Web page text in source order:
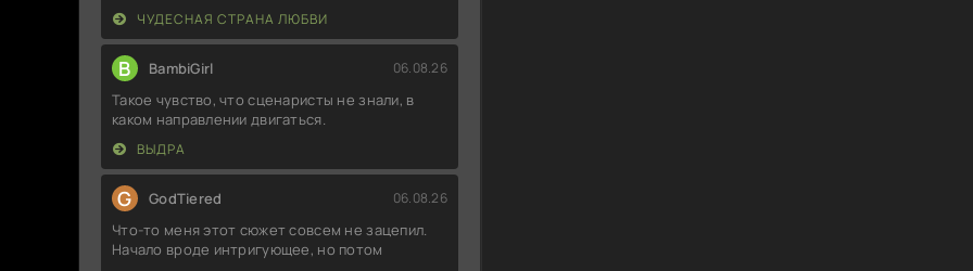
ЧУДЕСНАЯ СТРАНА ЛЮБВИ
B BambiGirl 06.08.26
Такое чувство, что сценаристы не знали, в
каком направлении двигаться.
ВЫДРА
G GodTiered 06.08.26
Что-то меня этот сюжет совсем не зацепил.
Начало вроде интригующее, но потом